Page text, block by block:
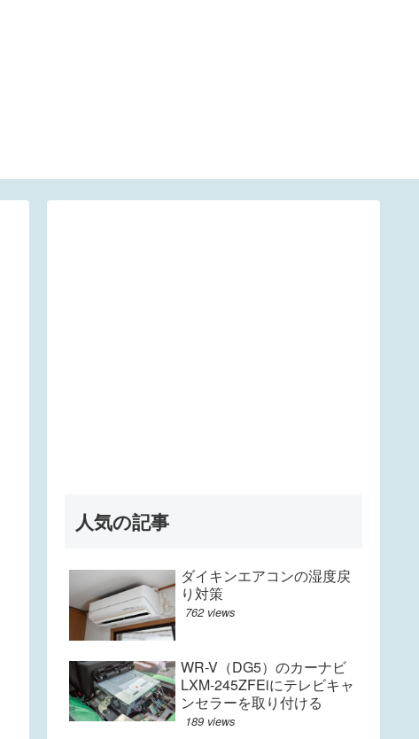
人気の記事
ダイキンエアコンの湿度戻
り対策
762 views
WR-V（DG5）のカーナビ
LXM-245ZFEiにテレビキャ
ンセラーを取り付ける
189 views